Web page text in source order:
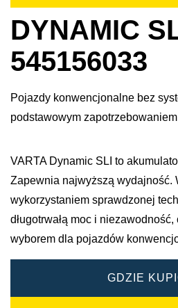
DYNAMIC
545156033
Pojazdy konwencjonalne bez
podstawowym
VARTA Dynamic SLI to
Zapewnia najwyższą wydajność.
wykorzystaniem sprawdzonej
długotrwałą moc i
wyborem dla pojazdów
GDZIE